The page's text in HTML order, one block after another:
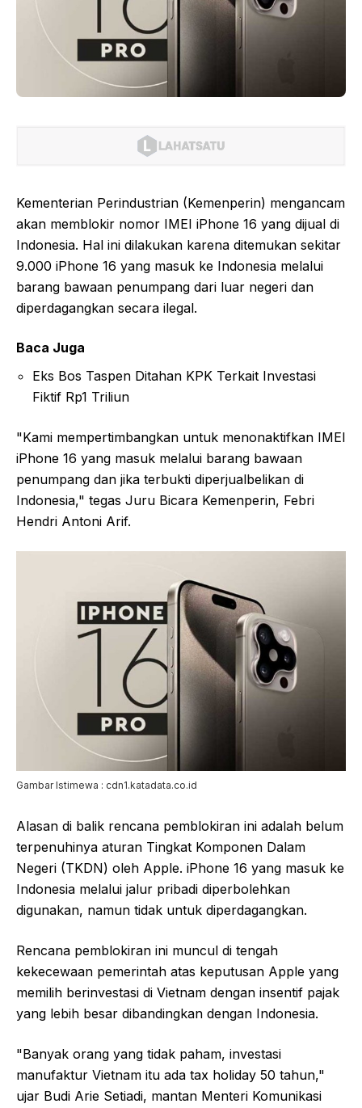
Kementerian Perindustrian (Kemenperin) mengancam
akan memblokir nomor IMEI iPhone 16 yang dijual di
Indonesia. Hal ini dilakukan karena ditemukan sekitar
9.000 iPhone 16 yang masuk ke Indonesia melalui
barang bawaan penumpang dari luar negeri dan
diperdagangkan secara ilegal.
Baca Juga
Eks Bos Taspen Ditahan KPK Terkait Investasi
Fiktif Rp1 Triliun
"Kami mempertimbangkan untuk menonaktifkan IMEI
iPhone 16 yang masuk melalui barang bawaan
penumpang dan jika terbukti diperjualbelikan di
Indonesia," tegas Juru Bicara Kemenperin, Febri
Hendri Antoni Arif.
Gambar Istimewa : cdn1.katadata.co.id
Alasan di balik rencana pemblokiran ini adalah belum
terpenuhinya aturan Tingkat Komponen Dalam
Negeri (TKDN) oleh Apple. iPhone 16 yang masuk ke
Indonesia melalui jalur pribadi diperbolehkan
digunakan, namun tidak untuk diperdagangkan.
Rencana pemblokiran ini muncul di tengah
kekecewaan pemerintah atas keputusan Apple yang
memilih berinvestasi di Vietnam dengan insentif pajak
yang lebih besar dibandingkan dengan Indonesia.
"Banyak orang yang tidak paham, investasi
manufaktur Vietnam itu ada tax holiday 50 tahun,"
ujar Budi Arie Setiadi, mantan Menteri Komunikasi